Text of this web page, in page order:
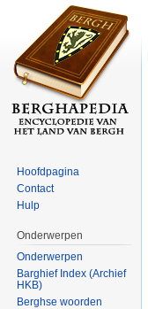
Hoofdpagina
Contact
Hulp
Onderwerpen
Onderwerpen
Barghief Index (Archief
HKB)
Berghse woorden